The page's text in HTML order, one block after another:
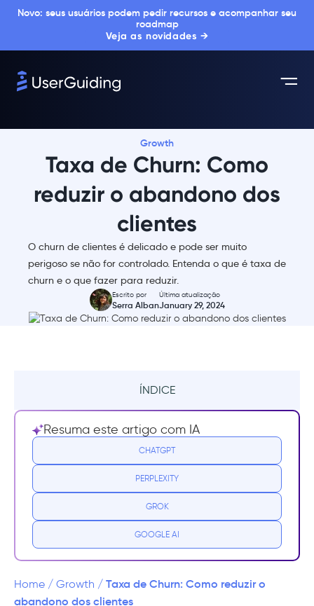
Novo: seus usuários podem pedir recursos e acompanhar seu
roadmap
Veja as novidades →
Growth
Taxa de Churn: Como
reduzir o abandono dos
clientes
O churn de clientes é delicado e pode ser muito
perigoso se não for controlado. Entenda o que é taxa de
churn e o que fazer para reduzir.
Escrito por
Serra Alban
Última atualização
January 29, 2024
ÍNDICE
Resumo
O que é churn de clientes?
Como calcular a taxa de churn?
Por que os clientes dão churn?
1- Onboarding ruim
Resuma este artigo com IA
CHATGPT
PERPLEXITY
GROK
GOOGLE AI
Home / Growth / Taxa de Churn: Como reduzir o
abandono dos clientes